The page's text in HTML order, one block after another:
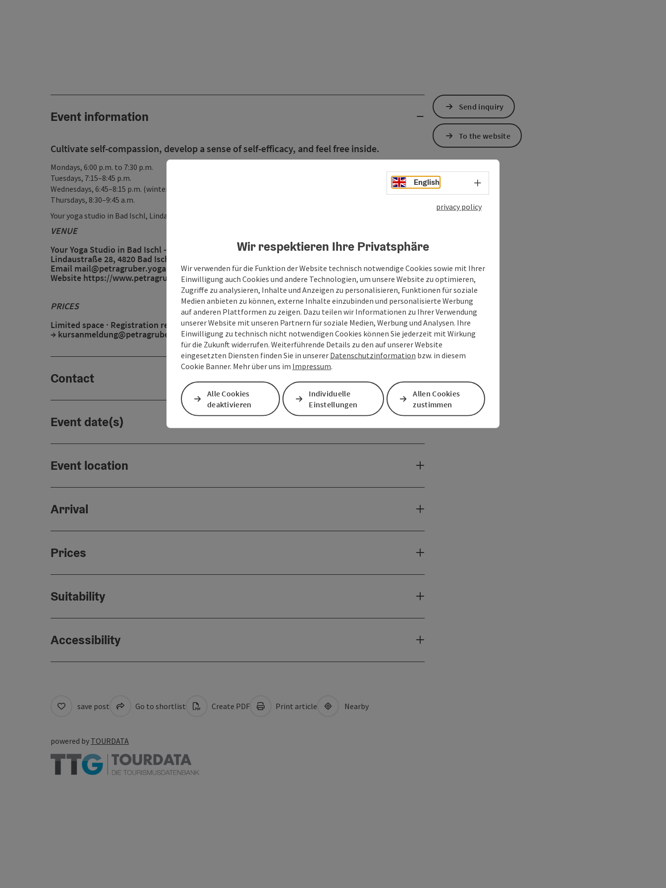
Event information
Cultivate self-compassion, develop a sense of self-efficacy, and feel free inside.
Mondays, 6:00 p.m. to 7:30 p.m.
Tuesdays, 7:15–8:45 p.m.
Wednesdays, 6:45–8:15 p.m. (winter semester)
Thursdays, 8:30–9:45 a.m.
Your yoga studio in Bad Ischl, Lindaustraße 28 (Lodenfrey Park, Entrance A, 1st floor)
VENUE
Your Yoga Studio in Bad Ischl - Dr. Petra Gruber
Lindaustraße 28, 4820 Bad Ischl
Email mail@petragruber.yoga
Website https://www.petragruber.yoga/#KURSE
PRICES
Limited space · Registration required
→ kursanmeldung@petragruber.yoga
Contact
Event date(s)
Event location
Arrival
Prices
Suitability
Accessibility
Send inquiry
To the website
save post Go to shortlist Create PDF Print article Nearby
powered by TOURDATA
English Select language - Open menu
privacy policy
Wir respektieren Ihre Privatsphäre
Wir verwenden für die Funktion der Website technisch notwendige Cookies sowie mit Ihrer
Einwilligung auch Cookies und andere Technologien, um unsere Website zu optimieren,
Zugriffe zu analysieren, Inhalte und Anzeigen zu personalisieren, Funktionen für soziale
Medien anbieten zu können, externe Inhalte einzubinden und personalisierte Werbung
auf anderen Plattformen zu zeigen. Dazu teilen wir Informationen zu Ihrer Verwendung
unserer Website mit unseren Partnern für soziale Medien, Werbung und Analysen. Ihre
Einwilligung zu technisch nicht notwendigen Cookies können Sie jederzeit mit Wirkung
für die Zukunft widerrufen. Weiterführende Details zu den auf unserer Website
eingesetzten Diensten finden Sie in unserer Datenschutzinformation bzw. in diesem
Cookie Banner. Mehr über uns im Impressum.
Alle Cookies
deaktivieren
Individuelle
Einstellungen
Allen Cookies
zustimmen